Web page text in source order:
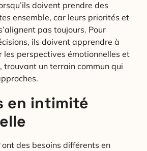
doivent prendre des
ensemble, car leurs priorités et
pas toujours. Pour
ils doivent apprendre à
perspectives émotionnelles et
trouvant un terrain commun qui
en intimité
ont des besoins différents en